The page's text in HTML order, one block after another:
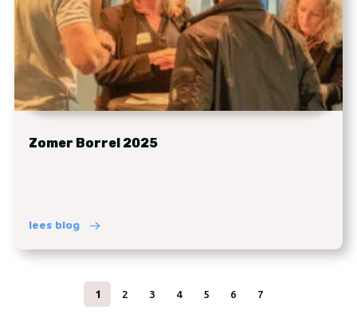
Zomer Borrel 2025
lees blog
1 2 3 4 5 6 7